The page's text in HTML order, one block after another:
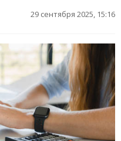
29 сентября 2025, 15:16